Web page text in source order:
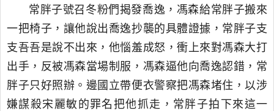
常胖子號召冬粉們揭發喬逸，馮森給常胖子搬來
一把椅子，讓他說出喬逸抄襲的具體證據，常胖子支
支吾吾是說不出來，他惱羞成怒，衝上來對馮森大打
出手，反被馮森當場制服，馮森逼他向喬逸認錯，常
胖子只好照辦。邊國立帶便衣警察把馮森堵住，以涉
嫌謀殺宋麗敏的罪名把他抓走，常胖子拍下來這一